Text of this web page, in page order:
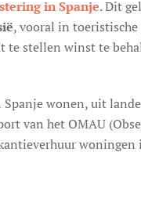
in Spanje. Dit
, vooral in toeristische
te stellen winst te
wonen, uit
van het OMAU
woningen